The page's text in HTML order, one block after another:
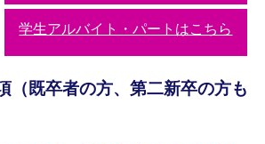
学生アルバイト・パートはこちら
（既卒者の方、第二新卒の方も